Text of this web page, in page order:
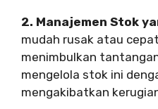
2. Manajemen Stok
mudah rusak atau
menimbulkan
mengelola stok ini
mengakibatkan